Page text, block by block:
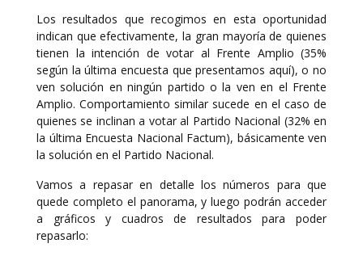
Los resultados que recogimos en esta oportunidad
indican que efectivamente, la gran mayoría de quienes
tienen la intención de votar al Frente Amplio (35%
según la última encuesta que presentamos aquí), o no
ven solución en ningún partido o la ven en el Frente
Amplio. Comportamiento similar sucede en el caso de
quienes se inclinan a votar al Partido Nacional (32% en
la última Encuesta Nacional Factum), básicamente ven
la solución en el Partido Nacional.
Vamos a repasar en detalle los números para que
quede completo el panorama, y luego podrán acceder
a gráficos y cuadros de resultados para poder
repasarlo: